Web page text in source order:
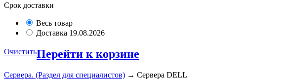
Срок доставки
Весь товар
Доставка 19.08.2026
ОчиститьПерейти к корзине
Сервера. (Раздел для специалистов) → Сервера DELL